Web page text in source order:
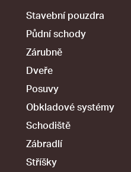
Stavební pouzdra
Půdní schody
Zárubně
Dveře
Posuvy
Obkladové systémy
Schodiště
Zábradlí
Stříšky